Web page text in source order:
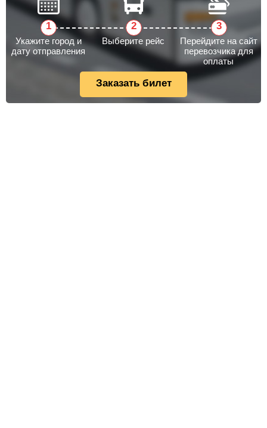
Укажите город и
дату отправления
Выберите рейс
Перейдите на сайт
перевозчика для
оплаты
Заказать билет